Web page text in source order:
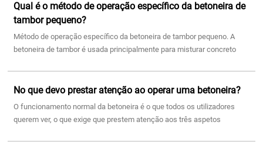
Qual é o método de operação específico da betoneira de
tambor pequeno?
Método de operação específico da betoneira de tambor pequeno. A
betoneira de tambor é usada principalmente para misturar concreto
No que devo prestar atenção ao operar uma betoneira?
O funcionamento normal da betoneira é o que todos os utilizadores
querem ver, o que exige que prestem atenção aos três aspetos